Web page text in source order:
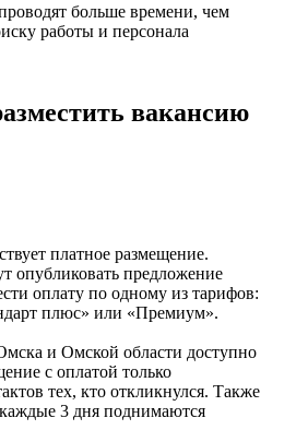
больше времени, чем
работы и персонала
вакансию
платное размещение.
опубликовать предложение
оплату по одному из тарифов:
плюс» или «Премиум».
и Омской области доступно
с оплатой только
тех, кто откликнулся. Также
3 дня поднимаются